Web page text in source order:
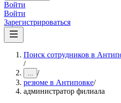
Войти
Войти
Зарегистрироваться
Поиск сотрудников в
/
... /
резюме в Антиповке/
администратор филиала